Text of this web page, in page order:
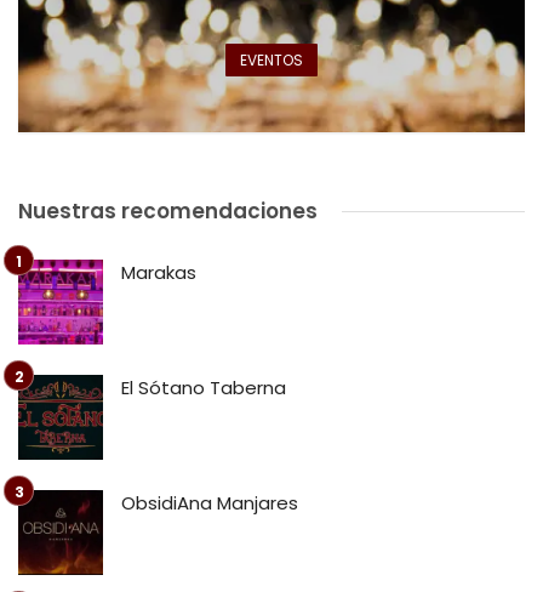
EVENTOS
Nuestras recomendaciones
Marakas
El Sótano Taberna
ObsidiAna Manjares